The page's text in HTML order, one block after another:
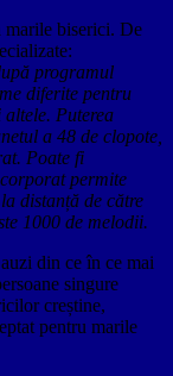
marile biserici. De
programul
diferite pentru
Puterea
a 48 de clopote,
Poate fi
permite
distanță de către
1000 de melodii.
din ce în ce mai
singure
creștine,
pentru marile